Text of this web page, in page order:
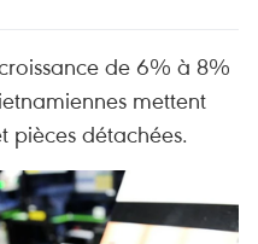
de 6% à 8%
mettent
pièces détachées.